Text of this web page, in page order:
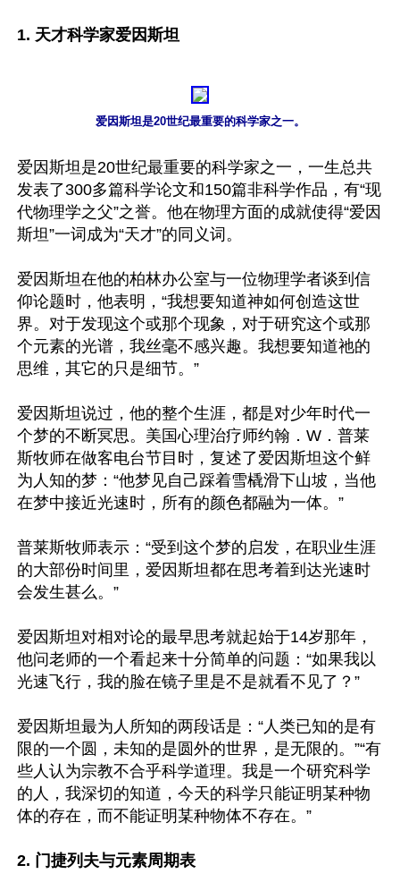
1. 天才科学家爱因斯坦
爱因斯坦是20世纪最重要的科学家之一。
爱因斯坦是20世纪最重要的科学家之一，一生总共
发表了300多篇科学论文和150篇非科学作品，有“现
代物理学之父”之誉。他在物理方面的成就使得“爱因
斯坦”一词成为“天才”的同义词。
爱因斯坦在他的柏林办公室与一位物理学者谈到信
仰论题时，他表明，“我想要知道神如何创造这世
界。对于发现这个或那个现象，对于研究这个或那
个元素的光谱，我丝毫不感兴趣。我想要知道祂的
思维，其它的只是细节。”
爱因斯坦说过，他的整个生涯，都是对少年时代一
个梦的不断冥思。美国心理治疗师约翰．W．普莱
斯牧师在做客电台节目时，复述了爱因斯坦这个鲜
为人知的梦：“他梦见自己踩着雪橇滑下山坡，当他
在梦中接近光速时，所有的颜色都融为一体。”
普莱斯牧师表示：“受到这个梦的启发，在职业生涯
的大部份时间里，爱因斯坦都在思考着到达光速时
会发生甚么。”
爱因斯坦对相对论的最早思考就起始于14岁那年，
他问老师的一个看起来十分简单的问题：“如果我以
光速飞行，我的脸在镜子里是不是就看不见了？”
爱因斯坦最为人所知的两段话是：“人类已知的是有
限的一个圆，未知的是圆外的世界，是无限的。”“有
些人认为宗教不合乎科学道理。我是一个研究科学
的人，我深切的知道，今天的科学只能证明某种物
体的存在，而不能证明某种物体不存在。”
2. 门捷列夫与元素周期表